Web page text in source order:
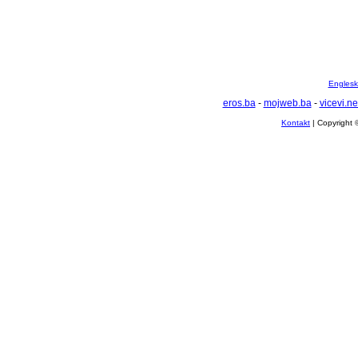
eros.ba- mojweb.ba-
Kontakt | Copyright